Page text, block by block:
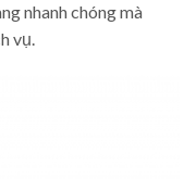
nhanh chóng mà
vụ.